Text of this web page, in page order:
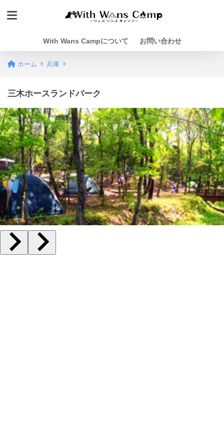
With Wans Campについて お問い合わせ
ホーム 兵庫
三木ホースランドパーク